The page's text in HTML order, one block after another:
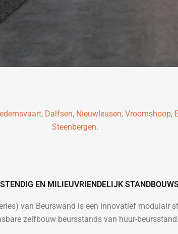
, Dalfsen, Nieuwleusen, Vroomshoop,
Steenbergen.
EN MILIEUVRIENDELIJK
van Beurswand is een innovatief modulair
zelfbouw beursstands van huur-